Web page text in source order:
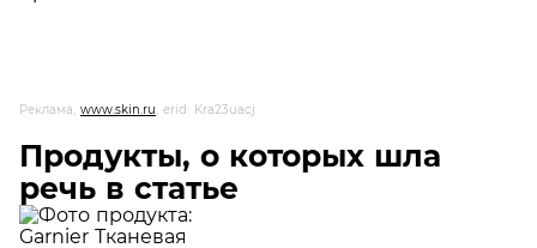
Реклама, www.skin.ru, erid: Kra23uacj
Продукты, о которых шла
речь в статье